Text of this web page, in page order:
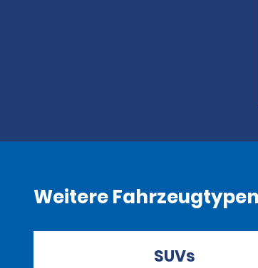
Weitere
SUVs